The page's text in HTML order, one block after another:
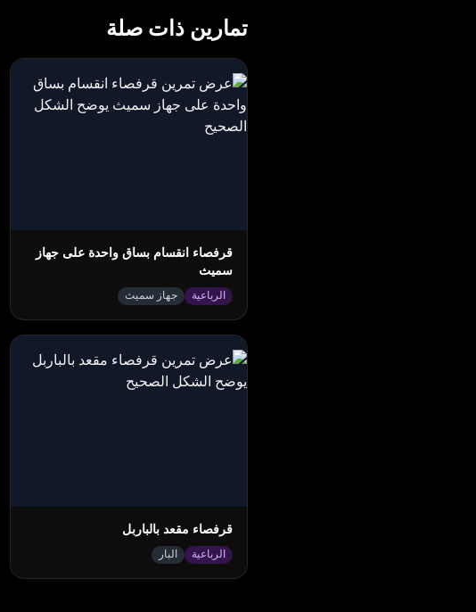
تمارين ذات صلة
قرفصاء انقسام بساق واحدة على جهاز
سميث
الرباعية جهاز سميث
قرفصاء مقعد بالباربل
الرباعية البار